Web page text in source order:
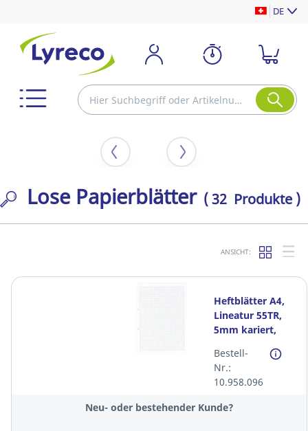
DE
Lose Papierblätter ( 32 Produkte )
ANSICHT:
Heftblätter A4,
Lineatur 55TR,
5mm kariert,
Pack à 500 Blatt
Bestell-
Nr.:
10.958.096
Neu- oder bestehender Kunde?